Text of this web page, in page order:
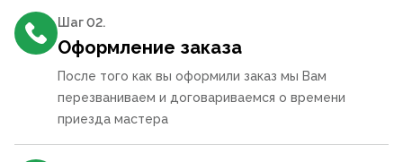
Шаг 02.
Оформление заказа
После того как вы оформили заказ мы Вам
перезваниваем и договариваемся о времени
приезда мастера